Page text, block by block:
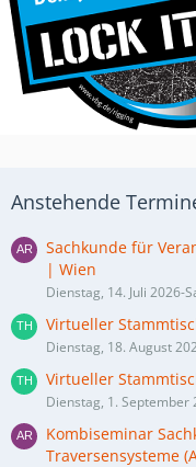
Anstehende
Sachkunde für
| Wien
Dienstag, 14. Juli 2026-
Virtueller
Dienstag, 18. August
Virtueller
Dienstag, 1. September
Kombiseminar
Traversensysteme